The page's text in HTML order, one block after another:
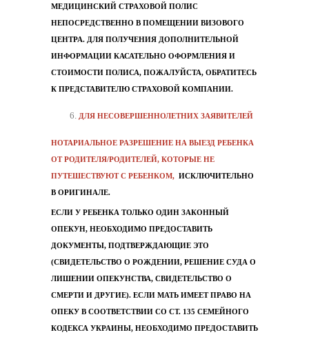
МЕДИЦИНСКИЙ СТРАХОВОЙ ПОЛИС
НЕПОСРЕДСТВЕННО В ПОМЕЩЕНИИ ВИЗОВОГО
ЦЕНТРА. ДЛЯ ПОЛУЧЕНИЯ ДОПОЛНИТЕЛЬНОЙ
ИНФОРМАЦИИ КАСАТЕЛЬНО ОФОРМЛЕНИЯ И
СТОИМОСТИ ПОЛИСА, ПОЖАЛУЙСТА, ОБРАТИТЕСЬ
К ПРЕДСТАВИТЕЛЮ СТРАХОВОЙ КОМПАНИИ.
ДЛЯ НЕСОВЕРШЕННОЛЕТНИХ ЗАЯВИТЕЛЕЙ
НОТАРИАЛЬНОЕ РАЗРЕШЕНИЕ НА ВЫЕЗД РЕБЕНКА
ОТ РОДИТЕЛЯ/РОДИТЕЛЕЙ, КОТОРЫЕ НЕ
ПУТЕШЕСТВУЮТ С РЕБЕНКОМ, ИСКЛЮЧИТЕЛЬНО
В ОРИГИНАЛЕ.
ЕСЛИ У РЕБЕНКА ТОЛЬКО ОДИН ЗАКОННЫЙ
ОПЕКУН, НЕОБХОДИМО ПРЕДОСТАВИТЬ
ДОКУМЕНТЫ, ПОДТВЕРЖДАЮЩИЕ ЭТО
(СВИДЕТЕЛЬСТВО О РОЖДЕНИИ, РЕШЕНИЕ СУДА О
ЛИШЕНИИ ОПЕКУНСТВА, СВИДЕТЕЛЬСТВО О
СМЕРТИ И ДРУГИЕ). ЕСЛИ МАТЬ ИМЕЕТ ПРАВО НА
ОПЕКУ В СООТВЕТСТВИИ СО СТ. 135 СЕМЕЙНОГО
КОДЕКСА УКРАИНЫ, НЕОБХОДИМО ПРЕДОСТАВИТЬ